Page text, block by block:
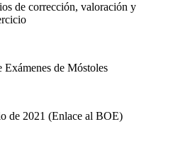
de corrección, valoración y
de Móstoles
de 2021 (Enlace al BOE)